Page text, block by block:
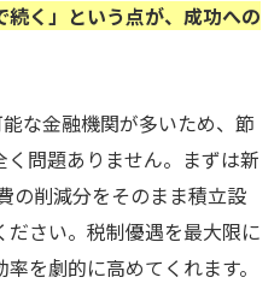
続く」という点が、成功への
な金融機関が多いため、節
問題ありません。まずは新
の削減分をそのまま積立設
さい。税制優遇を最大限に
を劇的に高めてくれます。